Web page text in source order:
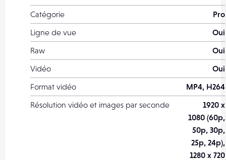
Catégorie
Pro
Ligne de vue
Oui
Raw
Oui
Vidéo
Oui
Format vidéo
MP4, H264
Résolution vidéo et images par seconde
1920 x
1080 (60p,
50p, 30p,
25p, 24p),
1280 x 720